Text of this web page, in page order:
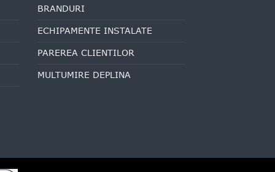
BRANDURI
ECHIPAMENTE INSTALATE
PAREREA CLIENTILOR
MULTUMIRE DEPLINA